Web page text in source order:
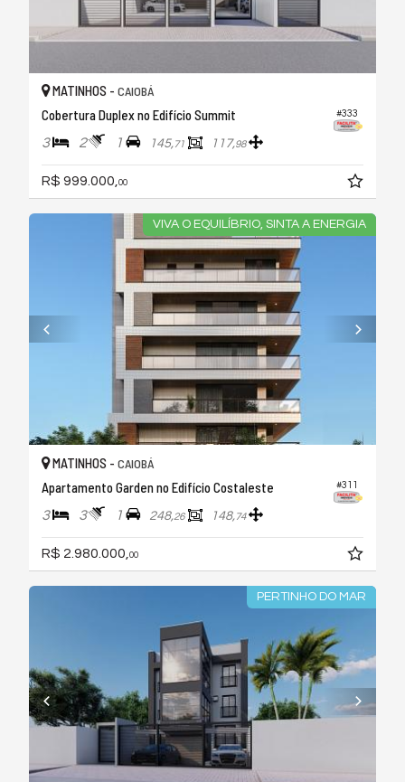
#333
MATINHOS - CAIOBÁ
Cobertura Duplex no Edifício Summit
3 2 1 145,71 117,98
R$ 999.000,00
VIVA O EQUILÍBRIO, SINTA A ENERGIA
#311
MATINHOS - CAIOBÁ
Apartamento Garden no Edifício Costaleste
3 3 1 248,26 148,74
R$ 2.980.000, 00
PERTINHO DO MAR